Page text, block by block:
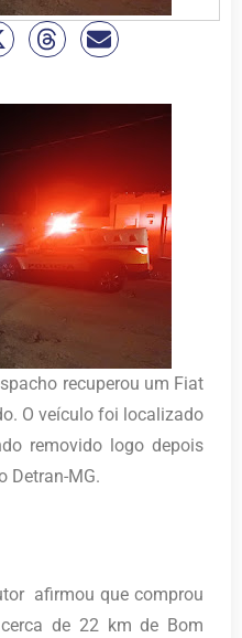
recuperou um Fiat
O veículo foi localizado
removido logo depois
Detran-MG.
afirmou que comprou
de 22 km de Bom